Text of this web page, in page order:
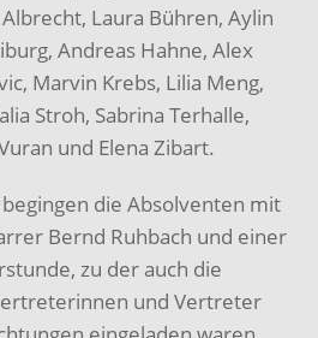
Laura Bühren, Aylin
Andreas Hahne, Alex
Marvin Krebs, Lilia Meng,
Stroh, Sabrina Terhalle,
und Elena Zibart.
die Absolventen mit
Bernd Ruhbach und einer
zu der auch die
und Vertreter